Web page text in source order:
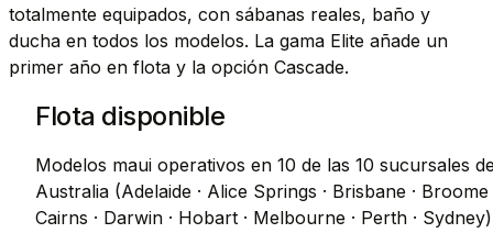
totalmente equipados, con sábanas reales, baño y
ducha en todos los modelos. La gama Elite añade un
primer año en flota y la opción Cascade.
Flota disponible
Modelos maui operativos en 10 de las 10 sucursales
Australia (Adelaide · Alice Springs · Brisbane · Broome
Cairns · Darwin · Hobart · Melbourne · Perth ·